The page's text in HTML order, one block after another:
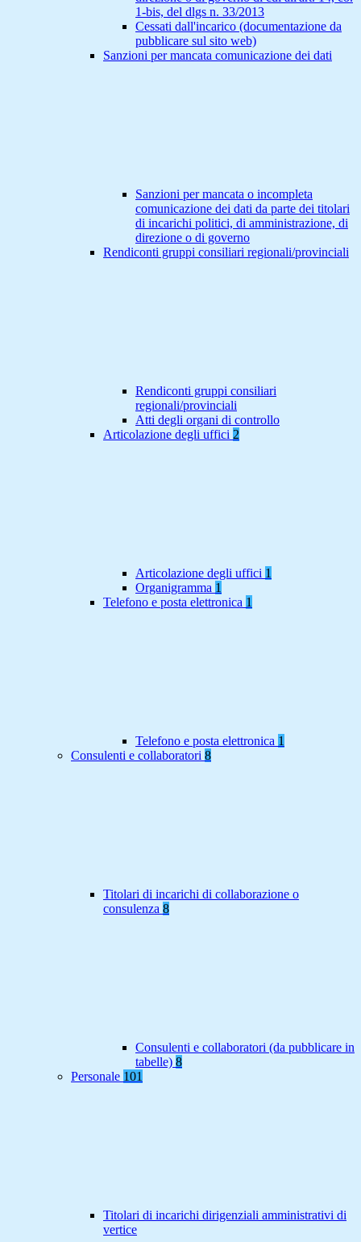
1-bis, del dlgs n. 33/2013
Cessati dall'incarico (documentazione da
pubblicare sul sito web)
Sanzioni per mancata comunicazione dei dati
Sanzioni per mancata o incompleta
comunicazione dei dati da parte dei titolari
di incarichi politici, di amministrazione, di
direzione o di governo
Rendiconti gruppi consiliari regionali/provinciali
Rendiconti gruppi consiliari
regionali/provinciali
Atti degli organi di controllo
Articolazione degli uffici 2
Articolazione degli uffici 1
Organigramma 1
Telefono e posta elettronica 1
Telefono e posta elettronica 1
Consulenti e collaboratori 8
Titolari di incarichi di collaborazione o
consulenza 8
Consulenti e collaboratori (da pubblicare in
tabelle) 8
Personale 101
Titolari di incarichi dirigenziali amministrativi di
vertice